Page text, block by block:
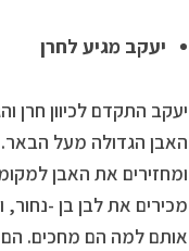
יעקב מגיע לחרן
יעקב התקדם לכיוון חרן
האבן הגדולה מעל הבאר.
ומחזירים את האבן
מכירים את לבן בן -
אותם למה הם מחכים. הם